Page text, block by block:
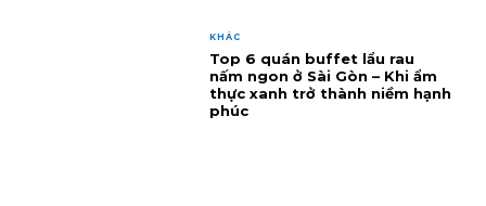
KHÁC
Top 6 quán buffet lẩu rau
nấm ngon ở Sài Gòn – Khi ẩm
thực xanh trở thành niềm hạnh
phúc